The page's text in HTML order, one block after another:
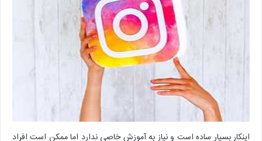
اینکار بسیار ساده است و نیاز به آموزش خاصی ندارد اما ممکن است افراد